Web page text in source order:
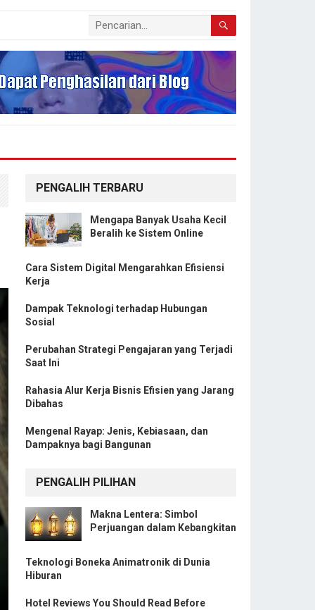
PENGALIH TERBARU
Mengapa Banyak Usaha Kecil
Beralih ke Sistem Online
Cara Sistem Digital Mengarahkan Efisiensi
Kerja
Dampak Teknologi terhadap Hubungan
Sosial
Perubahan Strategi Pengajaran yang Terjadi
Saat Ini
Rahasia Alur Kerja Bisnis Efisien yang Jarang
Dibahas
Mengenal Rayap: Jenis, Kebiasaan, dan
Dampaknya bagi Bangunan
PENGALIH PILIHAN
Makna Lentera: Simbol
Perjuangan dalam Kebangkitan
Teknologi Boneka Animatronik di Dunia
Hiburan
Hotel Reviews You Should Read Before